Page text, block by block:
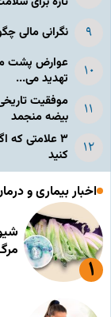
نگرانی مالی
عوارض پشت
تهدید می...
موفقیت
بیضه منجمد
۳ علامتی که
کنید
اخبار بیماری و